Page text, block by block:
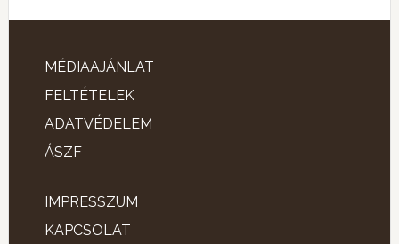
MÉDIAAJÁNLAT
FELTÉTELEK
ADATVÉDELEM
ÁSZF
IMPRESSZUM
KAPCSOLAT